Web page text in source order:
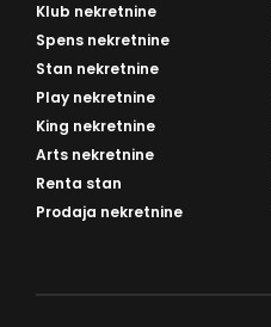
Klub nekretnine
Spens nekretnine
Stan nekretnine
Play nekretnine
King nekretnine
Arts nekretnine
Renta stan
Prodaja nekretnine